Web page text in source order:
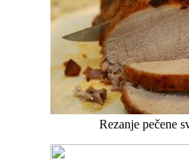
Rezanje pečene